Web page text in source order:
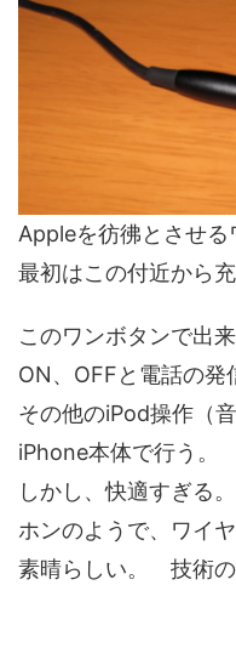
Appleを彷彿とさせる
最初はこの付近から
このワンボタンで出
ON、OFFと電話の発
その他のiPod操作（
iPhone本体で行う。
しかし、快適すぎる
ホンのようで、ワイヤ
素晴らしい。 技術の